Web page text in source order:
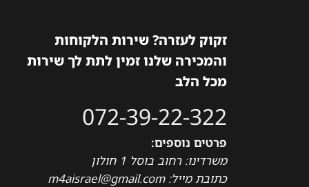
זקוק לעזרה? שירות הלקוחות
והמכירה שלנו זמין לתת לך שירות
מכל הלב
072-39-22-322
פרטים נוספים:
משרדינו: רחוב בוסל 1 חולון
כתובת מייל: m4aisrael@gmail.com